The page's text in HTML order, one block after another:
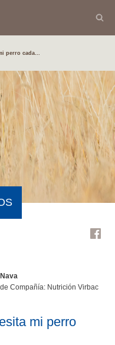
perro cada...
Compañía: Nutrición Virbac
mi perro